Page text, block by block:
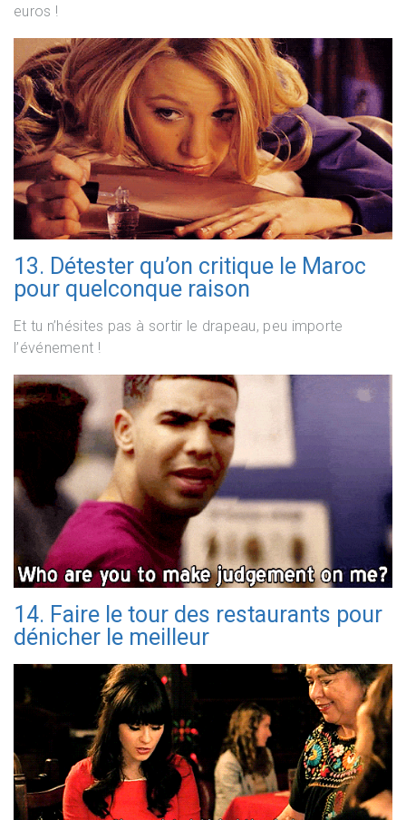
euros !
13. Détester qu’on critique le Maroc
pour quelconque raison
Et tu n’hésites pas à sortir le drapeau, peu importe
l’événement !
14. Faire le tour des restaurants pour
dénicher le meilleur